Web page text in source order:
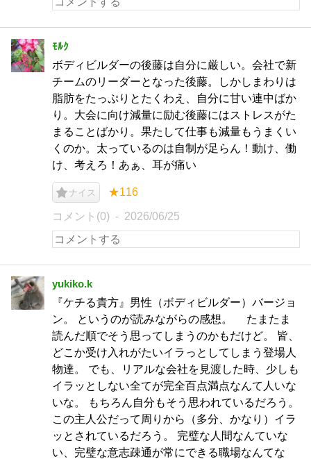
ﾓﾙｸ
ボディビルダーの後藤は自分に厳しい。会社で新
チームのリーダーとなった後藤。しかしまわりは
脂肪をたっぷりとたくわえ、自分に甘い連中ばか
り。大会に向け減量に励む後藤にはストレスがた
まることばかり。果たして仕事も減量もうまくい
くのか。太っているのは自制が足らん！動け、働
け、考えろ！あぁ、耳が痛い
ナイス ★116
コメント(0) 2026/06/25
yukiko.k
『ケチる貴方』男性（ボディビルダー）バージョ
ン。 というのが読みながらの感想。 たまたま
読んだ順でそう思ってしまうのかもだけど。 皆、
どこか受け入れがたいイラっとしてしまう登場人
物達。 でも、リアルな会社を見渡した時、少しも
イラッとしない全てが完全百点満点なんて人いな
いな。 もちろん自分もそう思われているだろう。
この主人公だって周りから（多分、かなり）イラ
ッとされているだろう。 完璧な人間なんていな
い、完璧な意志疎通が常にできる職場なんてな